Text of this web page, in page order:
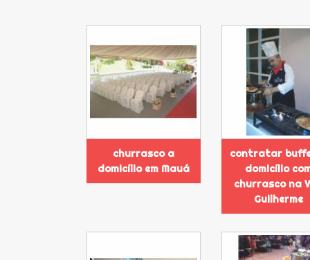
churrasco a
domicílio em Mauá
contratar
domicílio
churrasco na
Guilherme